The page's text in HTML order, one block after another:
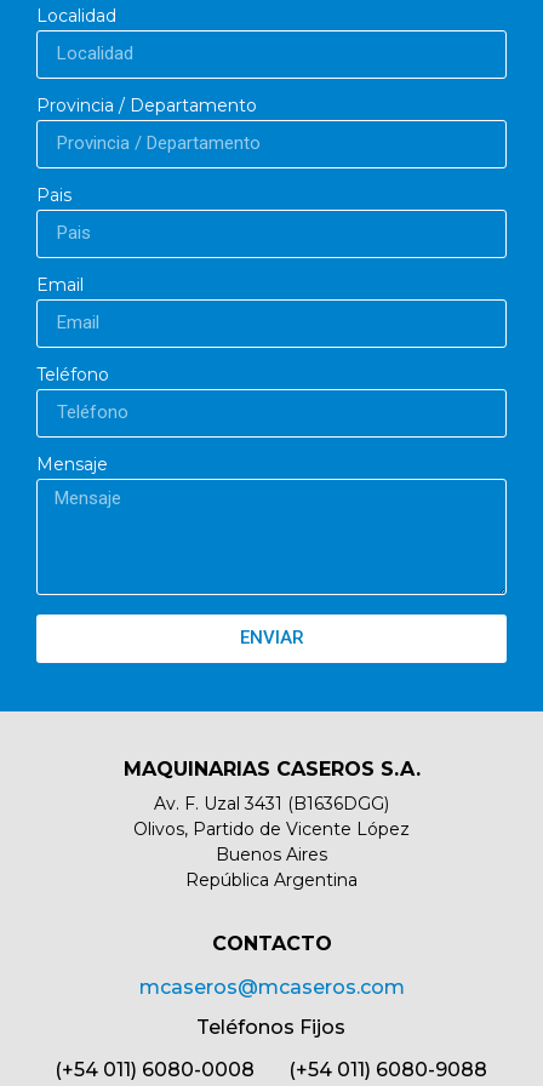
Localidad
Provincia / Departamento
Pais
Email
Teléfono
Mensaje
ENVIAR
MAQUINARIAS CASEROS S.A.
Av. F. Uzal 3431 (B1636DGG)
Olivos, Partido de Vicente López
Buenos Aires
República Argentina
CONTACTO​
mcaseros@mcaseros.com
Teléfonos Fijos
(+54 011) 6080-0008 (+54 011) 6080-9088